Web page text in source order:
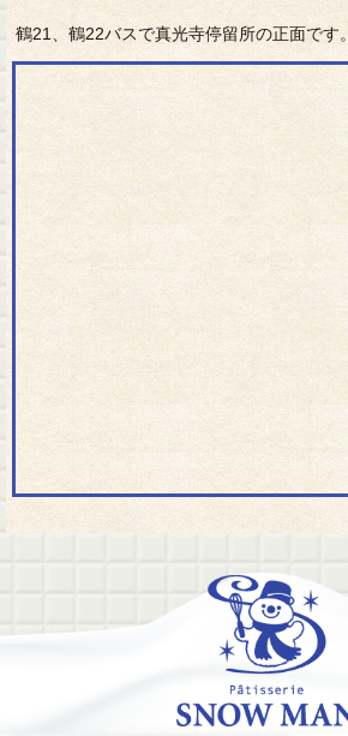
鶴21、鶴22バスで真光寺停留所の正面です。